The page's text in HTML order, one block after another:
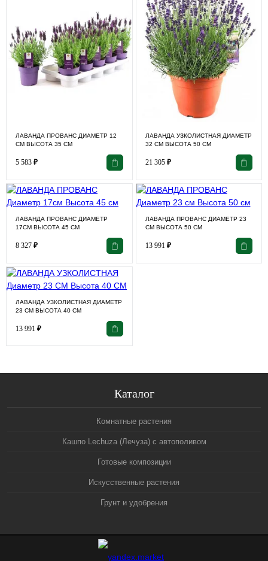
ЛАВАНДА ПРОВАНС ДИАМЕТР 12
СМ ВЫСОТА 35 СМ
5 583 ₽
ЛАВАНДА УЗКОЛИСТНАЯ ДИАМЕТР
32 СМ ВЫСОТА 50 СМ
21 305 ₽
ЛАВАНДА ПРОВАНС ДИАМЕТР
17СМ ВЫСОТА 45 СМ
8 327 ₽
ЛАВАНДА ПРОВАНС ДИАМЕТР 23
СМ ВЫСОТА 50 СМ
13 991 ₽
ЛАВАНДА УЗКОЛИСТНАЯ ДИАМЕТР
23 СМ ВЫСОТА 40 СМ
13 991 ₽
Каталог
Комнатные растения
Кашпо Lechuza (Лечуза) с автополивом
Готовые композиции
Искусственные растения
Грунт и удобрения